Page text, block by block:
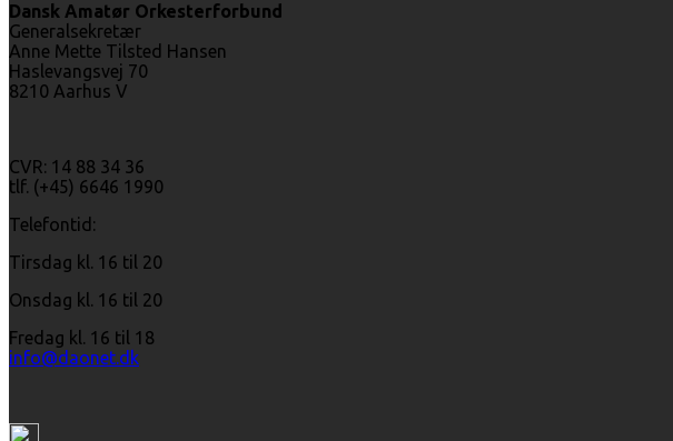
Dansk Amatør Orkesterforbund
Generalsekretær
Anne Mette Tilsted Hansen
Haslevangsvej 70
8210 Aarhus V
CVR: 14 88 34 36
tlf. (+45) 6646 1990
Telefontid:
Tirsdag kl. 16 til 20
Onsdag kl. 16 til 20
Fredag kl. 16 til 18
info@daonet.dk